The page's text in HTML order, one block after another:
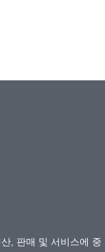
, 판매 및 서비스에 중